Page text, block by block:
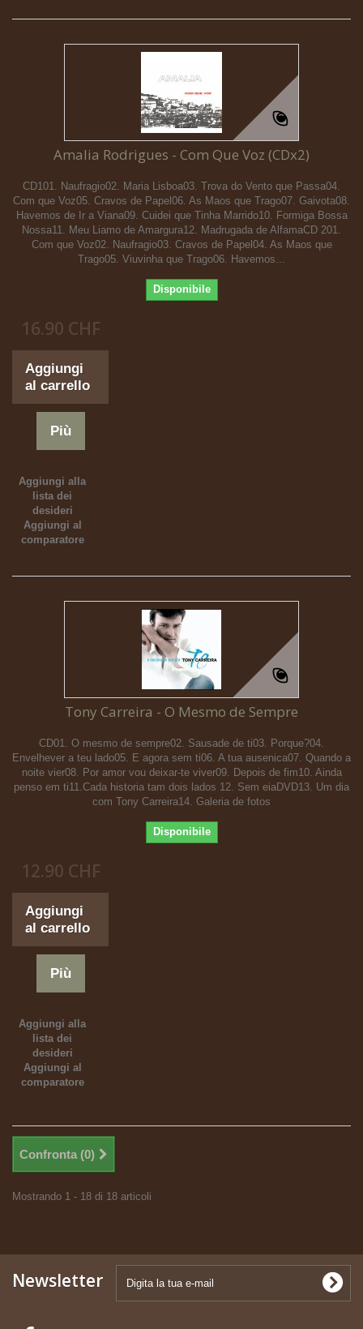
Amalia Rodrigues - Com Que Voz (CDx2)
CD101. Naufragio02. Maria Lisboa03. Trova do Vento que Passa04.
Com que Voz05. Cravos de Papel06. As Maos que Trago07. Gaivota08.
Havemos de Ir a Viana09. Cuidei que Tinha Marrido10. Formiga Bossa
Nossa11. Meu Liamo de Amargura12. Madrugada de AlfamaCD 201.
Com que Voz02. Naufragio03. Cravos de Papel04. As Maos que
Trago05. Viuvinha que Trago06. Havemos...
Disponibile
16.90 CHF
Aggiungi
al carrello
Più
Aggiungi alla
lista dei
desideri
Aggiungi al
comparatore
Tony Carreira - O Mesmo de Sempre
CD01. O mesmo de sempre02. Sausade de ti03. Porque?04.
Envelhever a teu lado05. E agora sem ti06. A tua ausenica07. Quando a
noite vier08. Por amor vou deixar-te viver09. Depois de fim10. Ainda
penso em ti11.Cada historia tam dois lados 12. Sem eiaDVD13. Um dia
com Tony Carreira14. Galeria de fotos
Disponibile
12.90 CHF
Aggiungi
al carrello
Più
Aggiungi alla
lista dei
desideri
Aggiungi al
comparatore
Confronta (0)
Mostrando 1 - 18 di 18 articoli
Newsletter